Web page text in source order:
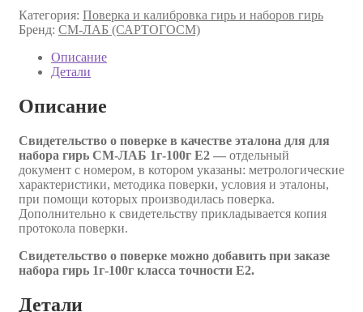
Категория: Поверка и калибровка гирь и наборов гирь
Бренд: СМ-ЛАБ (САРТОГОСМ)
Описание
Детали
Описание
Свидетельство о поверке в качестве эталона для для
набора гирь СМ-ЛАБ 1г-100г E2 — отдельный
документ с номером, в котором указаны: метрологические
характеристики, методика поверки, условия и эталоны,
при помощи которых производилась поверка.
Дополнительно к свидетельству прикладывается копия
протокола поверки.
Свидетельство о поверке можно добавить при заказе
набора гирь 1г-100г класса точности E2.
Детали